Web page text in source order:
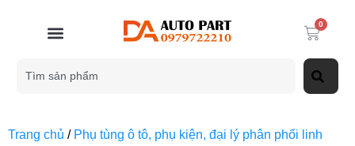
0
Trang chủ / Phụ tùng ô tô, phụ kiện, đại lý phân phối linh